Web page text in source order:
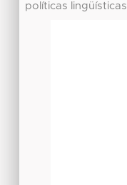
políticas lingüísticas